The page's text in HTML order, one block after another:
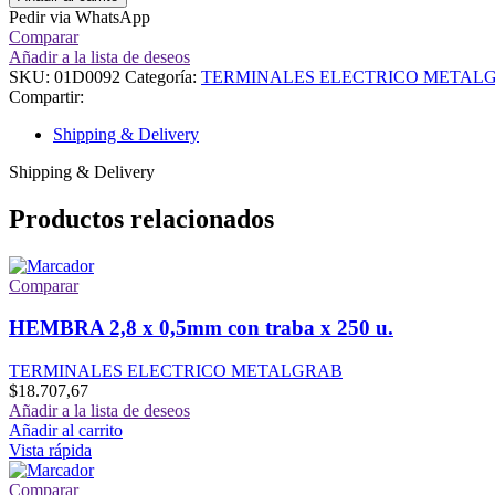
Pedir via WhatsApp
Comparar
Añadir a la lista de deseos
SKU: 01D0092 Categoría: TERMINALES ELECTRICO
Compartir:
Shipping & Delivery
Shipping & Delivery
Productos relacionados
Comparar
HEMBRA 2,8 x 0,5mm con traba x 250 u.
TERMINALES ELECTRICO METALGRAB
$18.707,67
Añadir a la lista de deseos
Añadir al carrito
Vista rápida
Comparar